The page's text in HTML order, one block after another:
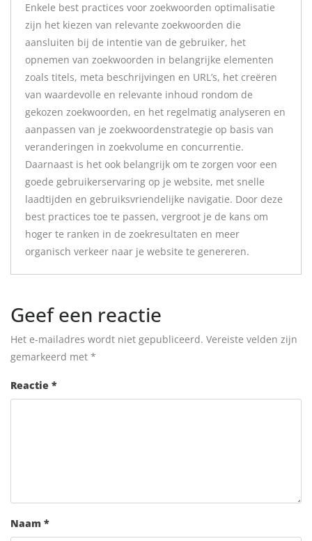
Enkele best practices voor zoekwoorden optimalisatie
zijn het kiezen van relevante zoekwoorden die
aansluiten bij de intentie van de gebruiker, het
opnemen van zoekwoorden in belangrijke elementen
zoals titels, meta beschrijvingen en URL’s, het creëren
van waardevolle en relevante inhoud rondom de
gekozen zoekwoorden, en het regelmatig analyseren en
aanpassen van je zoekwoordenstrategie op basis van
veranderingen in zoekvolume en concurrentie.
Daarnaast is het ook belangrijk om te zorgen voor een
goede gebruikerservaring op je website, met snelle
laadtijden en gebruiksvriendelijke navigatie. Door deze
best practices toe te passen, vergroot je de kans om
hoger te ranken in de zoekresultaten en meer
organisch verkeer naar je website te genereren.
Geef een reactie
Het e-mailadres wordt niet gepubliceerd. Vereiste velden zijn
gemarkeerd met *
Reactie *
Naam *